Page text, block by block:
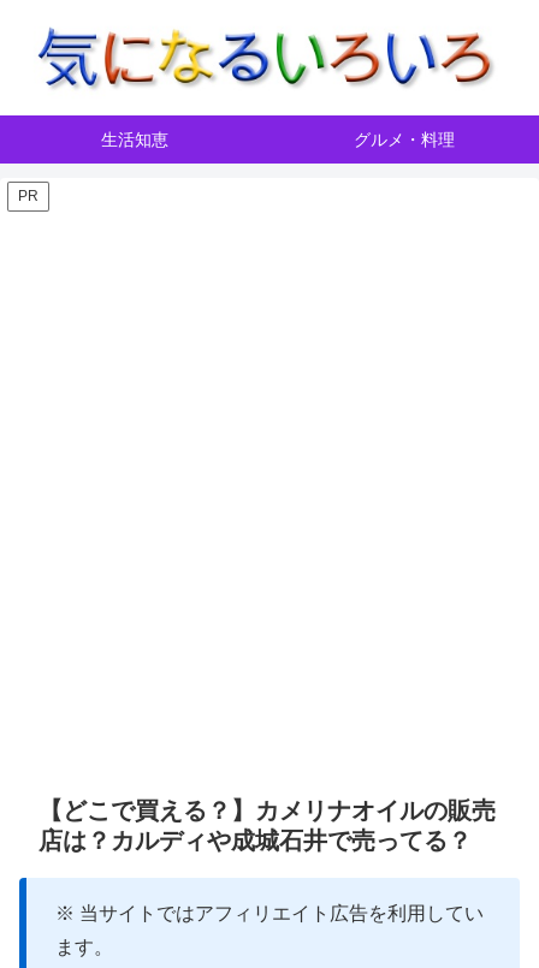
生活知恵 グルメ・料理
PR
【どこで買える？】カメリナオイルの販売
店は？カルディや成城石井で売ってる？
※ 当サイトではアフィリエイト広告を利用してい
ます。